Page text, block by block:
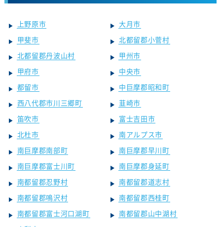
上野原市
大月市
甲斐市
北都留郡小菅村
北都留郡丹波山村
甲州市
甲府市
中央市
都留市
中巨摩郡昭和町
西八代郡市川三郷町
韮崎市
笛吹市
富士吉田市
北杜市
南アルプス市
南巨摩郡南部町
南巨摩郡早川町
南巨摩郡富士川町
南巨摩郡身延町
南都留郡忍野村
南都留郡道志村
南都留郡鳴沢村
南都留郡西桂町
南都留郡富士河口湖町
南都留郡山中湖村